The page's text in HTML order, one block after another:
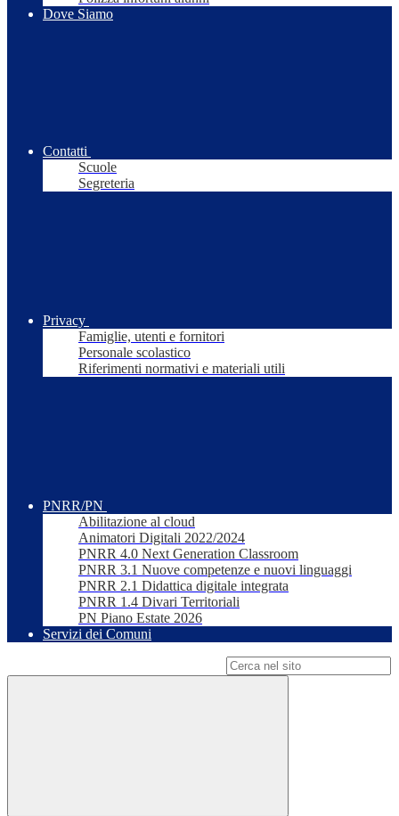
Dove Siamo
Contatti
Scuole
Segreteria
Privacy
Famiglie, utenti e fornitori
Personale scolastico
Riferimenti normativi e materiali utili
PNRR/PN
Abilitazione al cloud
Animatori Digitali 2022/2024
PNRR 4.0 Next Generation Classroom
PNRR 3.1 Nuove competenze e nuovi linguaggi
PNRR 2.1 Didattica digitale integrata
PNRR 1.4 Divari Territoriali
PN Piano Estate 2026
Servizi dei Comuni